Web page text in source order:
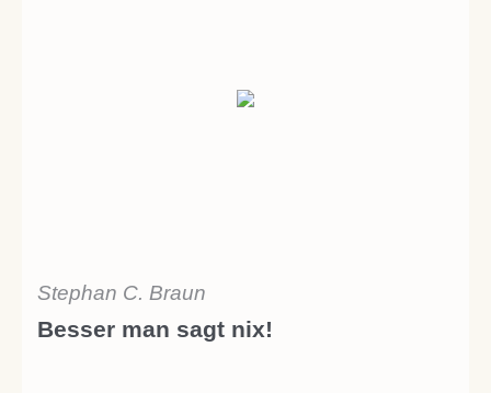
Stephan C. Braun
Besser man sagt nix!